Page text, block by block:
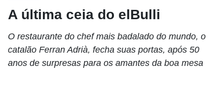
A última ceia do elBulli
O restaurante do chef mais badalado do mundo, o
catalão Ferran Adrià, fecha suas portas, após 50
anos de surpresas para os amantes da boa mesa